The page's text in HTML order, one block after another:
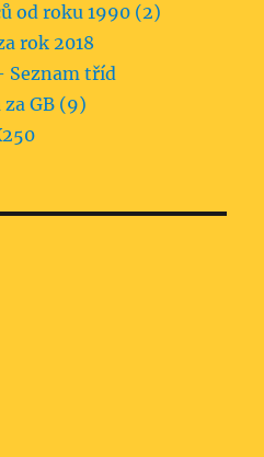
od roku 1990 (2)
rok 2018
Seznam tříd
GB (9)